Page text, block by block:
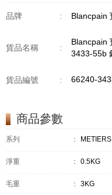
品牌 : Blancpain
貨品名稱 :
Blancpain
3433-55b
貨品編號 : 66240-
商品參數
系列 ：
淨重 ： 0.5KG
毛重 ： 3KG